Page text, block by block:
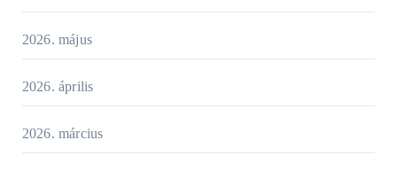
2026. május
2026. április
2026. március